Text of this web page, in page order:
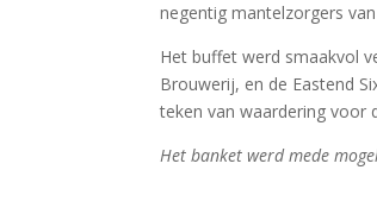
negentig mantelzorgers van
Het buffet werd smaakvol
Brouwerij, en de Eastend
teken van waardering voor
Het banket werd mede